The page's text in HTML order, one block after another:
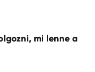
mi lenne a